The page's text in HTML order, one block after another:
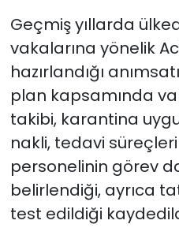
Geçmiş yıllarda
vakalarına yönelik
hazırlandığı
plan kapsamında
takibi, karantina
nakli, tedavi süreçleri
personelinin görev
belirlendiği, ayrıca
test edildiği